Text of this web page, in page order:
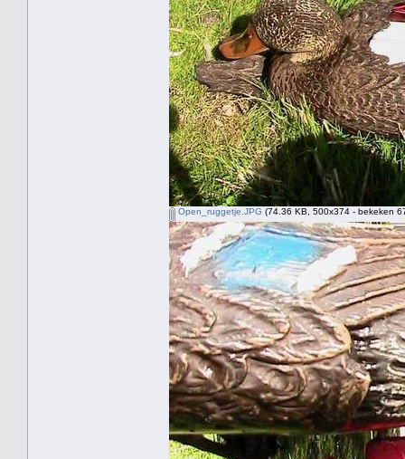
Open_ruggetje.JPG (74.36 KB, 500x374 - bekeken